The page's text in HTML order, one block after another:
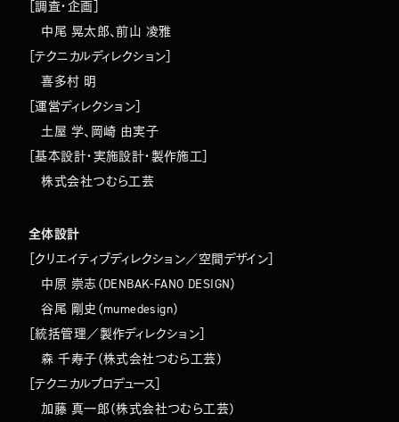
［調査・企画］
中尾 晃太郎、前山 凌雅
［テクニカルディレクション］
喜多村 明
［運営ディレクション］
土屋 学、岡崎 由実子
［基本設計・実施設計・製作施工］
株式会社つむら工芸
全体設計
［クリエイティブディレクション／空間デザイン］
中原 崇志（DENBAK-FANO DESIGN）
谷尾 剛史（mumedesign）
［統括管理／製作ディレクション］
森 千寿子（株式会社つむら工芸）
［テクニカルプロデュース］
加藤 真一郎（株式会社つむら工芸）